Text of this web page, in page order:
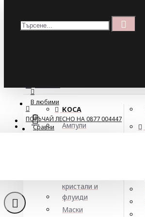
Кошница
В любими
Сравни
КОСА
Ампули
кристали и
флуиди
Маски
ПОРЪЧАЙ ЛЕСНО НА 0877 004447